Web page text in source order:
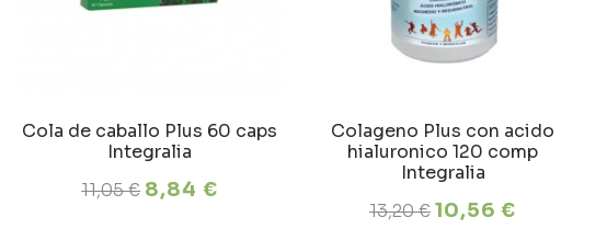
Cola de caballo Plus 60 caps
Integralia
11,05 € 8,84 €
Colageno Plus con acido
hialuronico 120 comp
Integralia
13,20 €10,56 €